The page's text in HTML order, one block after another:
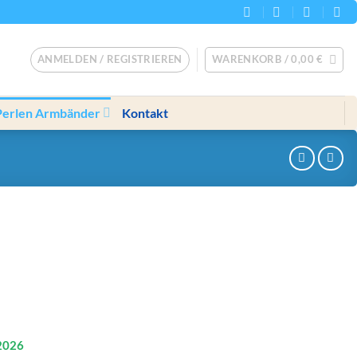
ANMELDEN / REGISTRIEREN WARENKORB /0,00€
Armbänder Kontakt